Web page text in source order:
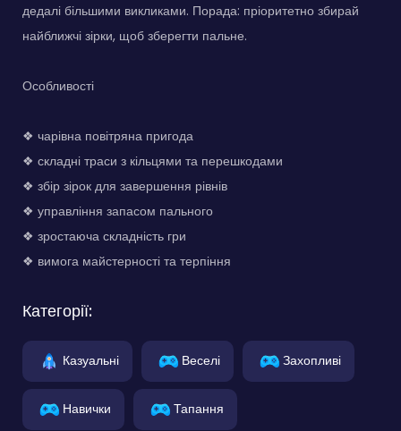
дедалі більшими викликами. Порада: пріоритетно збирай
найближчі зірки, щоб зберегти пальне.
Особливості
❖ чарівна повітряна пригода
❖ складні траси з кільцями та перешкодами
❖ збір зірок для завершення рівнів
❖ управління запасом пального
❖ зростаюча складність гри
❖ вимога майстерності та терпіння
Категорії:
Казуальні Веселі Захопливі
Навички Тапання